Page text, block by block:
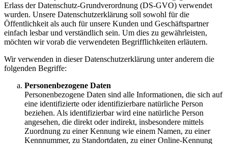
Erlass der Datenschutz-Grundverordnung (DS-GVO) verwendet
wurden. Unsere Datenschutzerklärung soll sowohl für die
Öffentlichkeit als auch für unsere Kunden und Geschäftspartner
einfach lesbar und verständlich sein. Um dies zu gewährleisten,
möchten wir vorab die verwendeten Begrifflichkeiten erläutern.
Wir verwenden in dieser Datenschutzerklärung unter anderem die
folgenden Begriffe:
Personenbezogene Daten
Personenbezogene Daten sind alle Informationen, die sich auf
eine identifizierte oder identifizierbare natürliche Person
beziehen. Als identifizierbar wird eine natürliche Person
angesehen, die direkt oder indirekt, insbesondere mittels
Zuordnung zu einer Kennung wie einem Namen, zu einer
Kennnummer, zu Standortdaten, zu einer Online-Kennung